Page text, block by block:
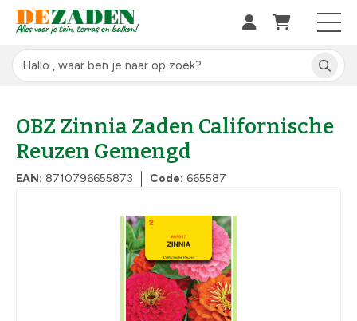
OBZ Zinnia Zaden Californische
Reuzen Gemengd
EAN: 8710796655873 Code: 665587